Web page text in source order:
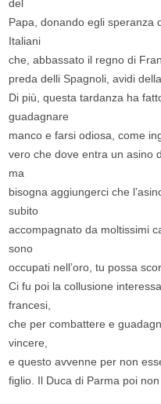
del
Papa, donando egli speranza
Italiani
che, abbassato il regno di
preda delli Spagnoli, avidi
Di più, questa tardanza ha
guadagnare
manco e farsi odiosa, come
vero che dove entra un asino
ma
bisogna aggiungerci che
subito
accompagnato da moltissimi
sono
occupati nell’oro, tu possa
Ci fu poi la collusione
francesi,
che per combattere e
vincere,
e questo avvenne per non
figlio. Il Duca di Parma poi